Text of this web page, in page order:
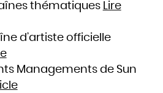
thématiques Lire
d’artiste officielle
Managements de Sun